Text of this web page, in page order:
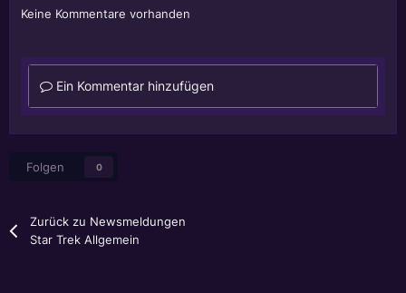
Keine Kommentare vorhanden
Ein Kommentar hinzufügen
Folgen 0
Zurück zu Newsmeldungen
Star Trek Allgemein